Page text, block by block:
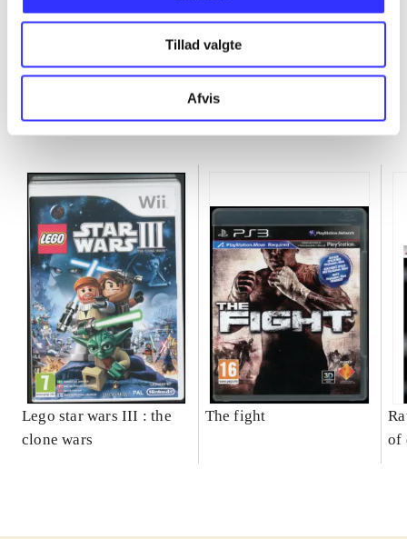
Tillad valgte
Afvis
Minder om
Lego star wars III : the
clone wars
The fight
of